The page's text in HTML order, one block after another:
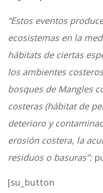
“Estos eventos
ecosistemas en la
hábitats de ciertas
los ambientes
bosques de Mangles
costeras (hábitat de
deterioro y
erosión costera, la
residuos o basuras”:
[su_button